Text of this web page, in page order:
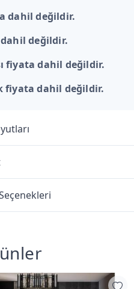
dahil değildir.
değildir.
fiyata dahil değildir.
fiyata dahil değildir.